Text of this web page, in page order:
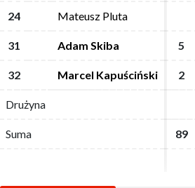
24 Mateusz Pluta
31 Adam Skiba 5
32 Marcel Kapuściński 2
Drużyna
Suma 89
24 Mateusz Pluta
31 Adam Skiba 5
32 Marcel Kapuściński 2
Drużyna
Suma 89